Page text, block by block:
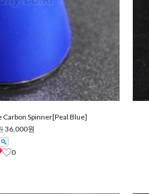
Carbon Spinner[Peal Blue]
36,000원
0